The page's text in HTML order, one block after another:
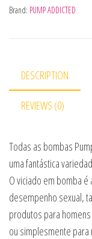
Brand: PUMP ADDICTED
DESCRIPTION
REVIEWS (0)
Todas as bombas
uma fantástica
O viciado em bomba
desempenho sexual,
produtos para
ou simplesmente